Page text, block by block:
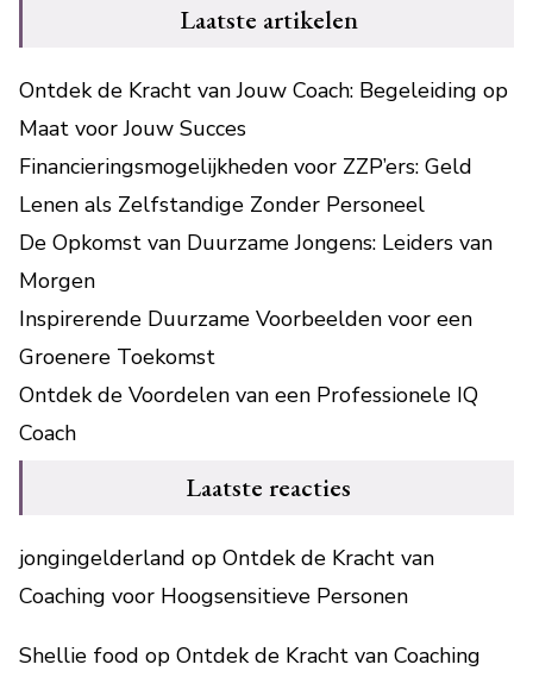
Laatste artikelen
Ontdek de Kracht van Jouw Coach: Begeleiding op
Maat voor Jouw Succes
Financieringsmogelijkheden voor ZZP’ers: Geld
Lenen als Zelfstandige Zonder Personeel
De Opkomst van Duurzame Jongens: Leiders van
Morgen
Inspirerende Duurzame Voorbeelden voor een
Groenere Toekomst
Ontdek de Voordelen van een Professionele IQ
Coach
Laatste reacties
jongingelderland op Ontdek de Kracht van
Coaching voor Hoogsensitieve Personen
Shellie food op Ontdek de Kracht van Coaching